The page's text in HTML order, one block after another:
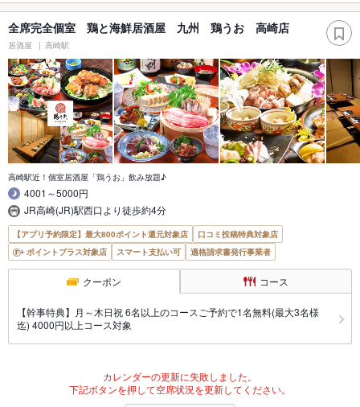
全席完全個室 鶏と海鮮居酒屋 九州 鶏うお 高崎店
居酒屋 高崎駅
高崎駅近！個室居酒屋「鶏うお」飲み放題♪
4001～5000円
JR高崎(JR)駅西口より徒歩約4分
【アプリ予約限定】最大800ポイント還元対象店
口コミ投稿特典対象店
ポイントプラス対象店
スマート支払い可 適格請求書発行事業者
クーポン コース
【幹事特典】月～木日祝 6名以上のコースご予約で1名無料(最大3名様
迄) 4000円以上コース対象
カレンダーの更新に失敗しました。
下記ボタンを押して空席状況を更新してください。